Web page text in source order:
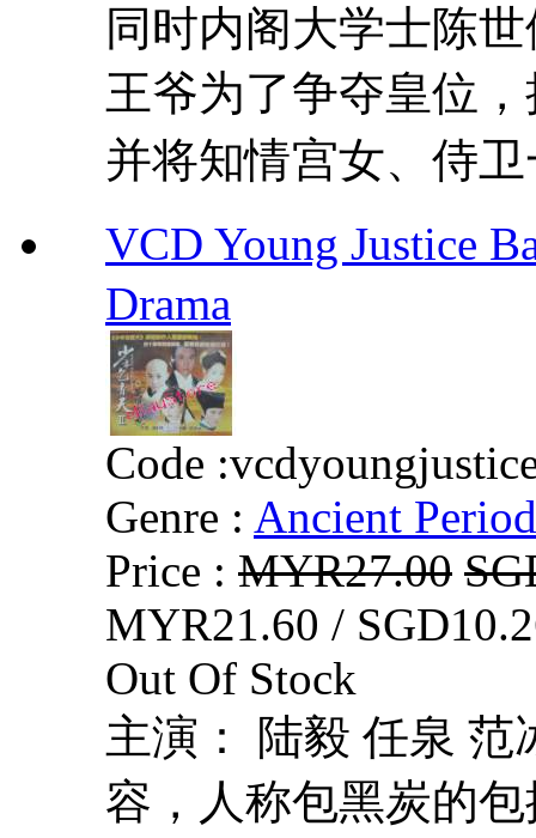
同时内阁大学士陈
王爷为了争夺皇位
并将知情宫女、侍
VCD Young Justice
Drama
Code :
Genre : Ancient Period
Price : MYR27.00
MYR21.60 /
Out Of Stock
主演： 陆毅 任泉
容，人称包黑炭的